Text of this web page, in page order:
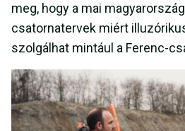
meg, hogy a mai
csatornatervek miért
szolgálhat mintául a Ferenc-